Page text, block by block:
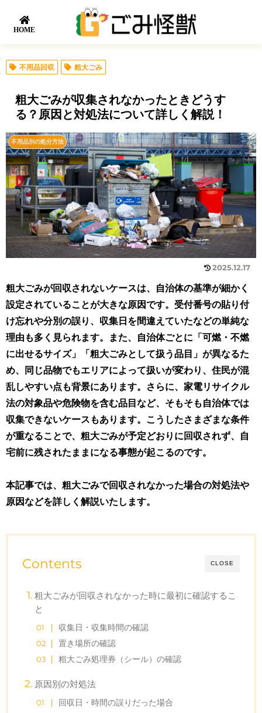
HOME
不用品回収 粗大ごみ
粗大ごみが収集されなかったときどうす
る？原因と対処法について詳しく解説！
不用品別の処分方法
2025.12.17
粗大ごみが回収されないケースは、自治体の基準が細かく
設定されていることが大きな原因です。受付番号の貼り付
け忘れや分別の誤り、収集日を間違えていたなどの単純な
理由も多く見られます。また、自治体ごとに「可燃・不燃
に出せるサイズ」「粗大ごみとして扱う品目」が異なるた
め、同じ品物でもエリアによって扱いが変わり、住民が混
乱しやすい点も背景にあります。さらに、家電リサイクル
法の対象品や危険物を含む品目など、そもそも自治体では
収集できないケースもあります。こうしたさまざまな条件
が重なることで、粗大ごみが予定どおりに回収されず、自
宅前に残されたままになる事態が起こるのです。
本記事では、 粗大ごみで回収されなかった場合の対処法や
原因などを詳しく解説いたします。
CLOSE
Contents
粗大ごみが回収されなかった時に最初に確認するこ
と
収集日・収集時間の確認
置き場所の確認
粗大ごみ処理券（シール）の確認
原因別の対処法
回収日・時間の誤りだった場合